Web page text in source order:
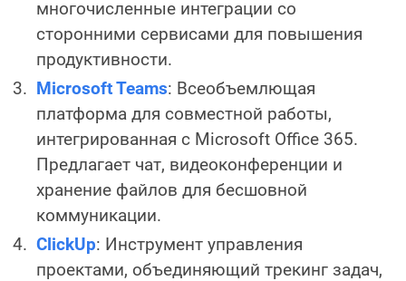
многочисленные интеграции со
сторонними сервисами для повышения
продуктивности.
Microsoft Teams: Всеобъемлющая
платформа для совместной работы,
интегрированная с Microsoft Office 365.
Предлагает чат, видеоконференции и
хранение файлов для бесшовной
коммуникации.
ClickUp: Инструмент управления
проектами, объединяющий трекинг задач,